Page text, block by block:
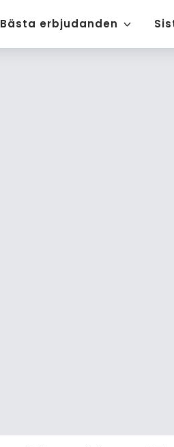
Bästa erbjudanden